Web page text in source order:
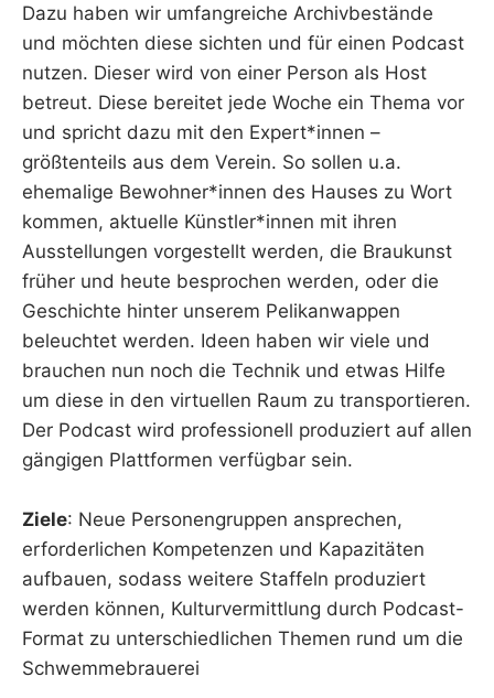
Dazu haben wir umfangreiche Archivbestände
und möchten diese sichten und für einen Podcast
nutzen. Dieser wird von einer Person als Host
betreut. Diese bereitet jede Woche ein Thema vor
und spricht dazu mit den Expert*innen –
größtenteils aus dem Verein. So sollen u.a.
ehemalige Bewohner*innen des Hauses zu Wort
kommen, aktuelle Künstler*innen mit ihren
Ausstellungen vorgestellt werden, die Braukunst
früher und heute besprochen werden, oder die
Geschichte hinter unserem Pelikanwappen
beleuchtet werden. Ideen haben wir viele und
brauchen nun noch die Technik und etwas Hilfe
um diese in den virtuellen Raum zu transportieren.
Der Podcast wird professionell produziert auf allen
gängigen Plattformen verfügbar sein.
Ziele: Neue Personengruppen ansprechen,
erforderlichen Kompetenzen und Kapazitäten
aufbauen, sodass weitere Staffeln produziert
werden können, Kulturvermittlung durch Podcast-
Format zu unterschiedlichen Themen rund um die
Schwemmebrauerei